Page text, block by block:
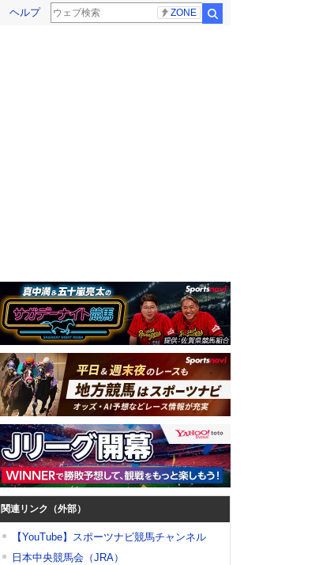
ヘルプ ZONE
関連リンク（外部）
【YouTube】スポーツナビ競馬チャンネル
日本中央競馬会（JRA）